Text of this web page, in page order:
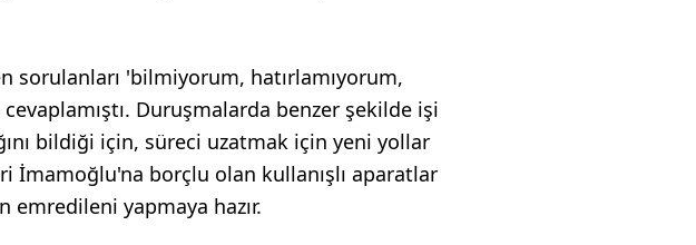
sorulanları 'bilmiyorum, hatırlamıyorum,
Duruşmalarda benzer şekilde işi
bildiği için, süreci uzatmak için yeni yollar
İmamoğlu'na borçlu olan kullanışlı aparatlar
emredileni yapmaya hazır.